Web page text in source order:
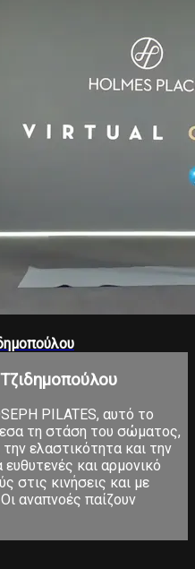
PILATES, αυτό το
τη στάση του σώματος,
την ελαστικότητα και την
και αρμονικό
στις κινήσεις και με
αναπνοές παίζουν